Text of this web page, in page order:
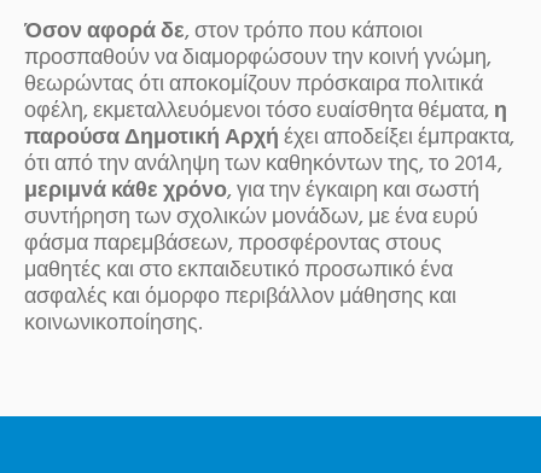
Όσον αφορά δε, στον τρόπο που κάποιοι
προσπαθούν να διαμορφώσουν την κοινή γνώμη,
θεωρώντας ότι αποκομίζουν πρόσκαιρα πολιτικά
οφέλη, εκμεταλλευόμενοι τόσο ευαίσθητα θέματα, η
παρούσα Δημοτική Αρχήέχει αποδείξει έμπρακτα,
ότι από την ανάληψη των καθηκόντων της, το 2014,
μεριμνά κάθε χρόνο, για την έγκαιρη και σωστή
συντήρηση των σχολικών μονάδων, με ένα ευρύ
φάσμα παρεμβάσεων, προσφέροντας στους
μαθητές και στο εκπαιδευτικό προσωπικό ένα
ασφαλές και όμορφο περιβάλλον μάθησης και
κοινωνικοποίησης.